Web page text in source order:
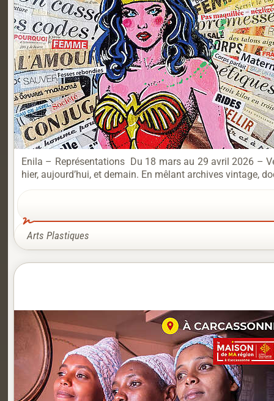
Enila – Représentations Du 18 mars au 29 avril 2026 –
hier, aujourd’hui, et demain. En mêlant archives vintage,
Arts Plastiques